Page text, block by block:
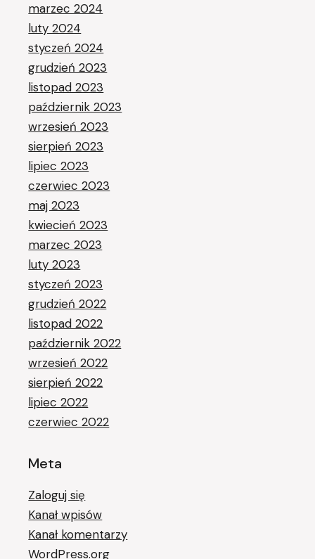
marzec 2024
luty 2024
styczeń 2024
grudzień 2023
listopad 2023
październik 2023
wrzesień 2023
sierpień 2023
lipiec 2023
czerwiec 2023
maj 2023
kwiecień 2023
marzec 2023
luty 2023
styczeń 2023
grudzień 2022
listopad 2022
październik 2022
wrzesień 2022
sierpień 2022
lipiec 2022
czerwiec 2022
Meta
Zaloguj się
Kanał wpisów
Kanał komentarzy
WordPress.org